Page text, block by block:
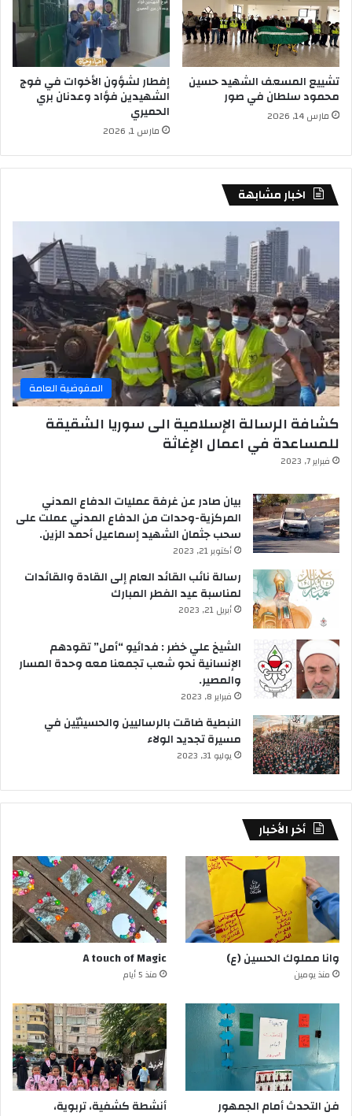
تشييع المسعف الشهيد حسين
محمود سلطان في صور
مارس 14, 2026
إفطار لشؤون الأخوات في فوج
الشهيدين فؤاد وعدنان بري
الحميري
مارس 1, 2026
اخبار مشابهة
المفوضية العامة
كشافة الرسالة الإسلامية الى سوريا الشقيقة
للمساعدة في اعمال الإغاثة
فبراير 7, 2023
بيان صادر عن غرفة عمليات الدفاع المدني
المركزية-وحدات من الدفاع المدني عملت على
سحب جثمان الشهيد إسماعيل أحمد الزين.
أكتوبر 21, 2023
رسالة نائب القائد العام إلى القادة والقائدات
لمناسبة عيد الفطر المبارك
أبريل 21, 2023
الشيخ علي خضر : فدائيو “أمل” تقودهم
الإنسانية نحو شعب تجمعنا معه وحدة المسار
والمصير.
فبراير 8, 2023
النبطية ضاقت بالرساليين والحسينيّين في
مسيرة تجديد الولاء
يوليو 31, 2023
أخر الأخبار
وانا مملوك الحسين (ع)
منذ يومين
A touch of Magic
منذ 5 أيام
فن التحدث أمام الجمهور
أنشطة كشفية، تربوية،